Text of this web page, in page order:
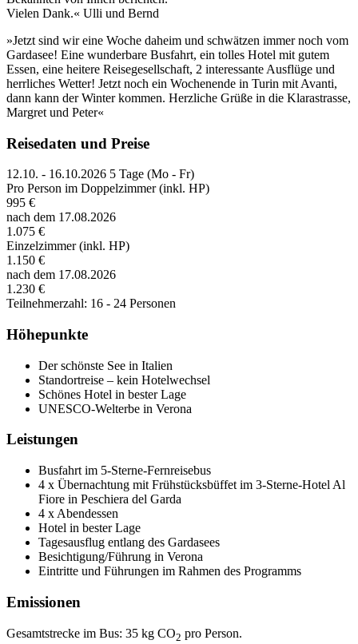
Vielen Dank.« Ulli und Bernd
»Jetzt sind wir eine Woche daheim und schwätzen immer noch vom
Gardasee! Eine wunderbare Busfahrt, ein tolles Hotel mit gutem
Essen, eine heitere Reisegesellschaft, 2 interessante Ausflüge und
herrliches Wetter! Jetzt noch ein Wochenende in Turin mit Avanti,
dann kann der Winter kommen. Herzliche Grüße in die Klarastrasse,
Margret und Peter«
Reisedaten und Preise
12.10. - 16.10.2026 5 Tage (Mo - Fr)
Pro Person im Doppelzimmer (inkl. HP)
995 €
nach dem 17.08.2026
1.075 €
Einzelzimmer (inkl. HP)
1.150 €
nach dem 17.08.2026
1.230 €
Teilnehmerzahl: 16 - 24 Personen
Höhepunkte
Der schönste See in Italien
Standortreise – kein Hotelwechsel
Schönes Hotel in bester Lage
UNESCO-Welterbe in Verona
Leistungen
Busfahrt im 5-Sterne-Fernreisebus
4 x Übernachtung mit Frühstücksbüffet im 3-Sterne-Hotel Al
Fiore in Peschiera del Garda
4 x Abendessen
Hotel in bester Lage
Tagesausflug entlang des Gardasees
Besichtigung/Führung in Verona
Eintritte und Führungen im Rahmen des Programms
Emissionen
Gesamtstrecke im Bus: 35 kg CO2 pro Person.